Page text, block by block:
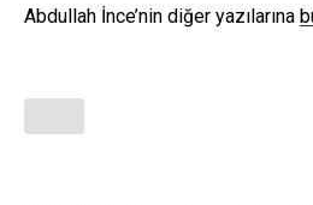
Abdullah İnce’nin diğer yazılarına